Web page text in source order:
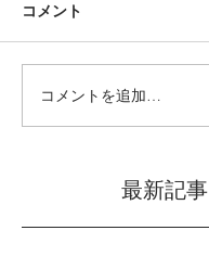
コメント
コメントを追加…
最新記事